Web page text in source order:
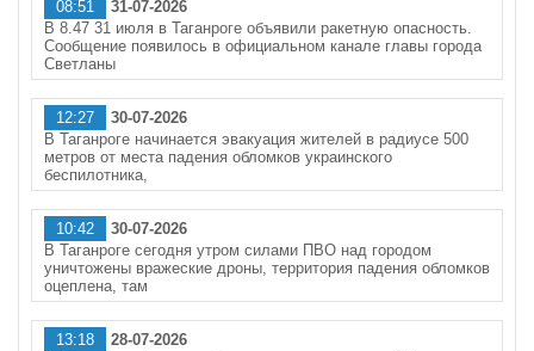
08:51
31-07-2026
В 8.47 31 июля в Таганроге объявили ракетную опасность.
Сообщение появилось в официальном канале главы города
Светланы
12:27
30-07-2026
В Таганроге начинается эвакуация жителей в радиусе 500
метров от места падения обломков украинского
беспилотника,
10:42
30-07-2026
В Таганроге сегодня утром силами ПВО над городом
уничтожены вражеские дроны, территория падения обломков
оцеплена, там
13:18
28-07-2026